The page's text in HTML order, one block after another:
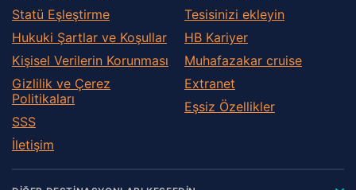
Statü Eşleştirme
Hukuki Şartlar ve Koşullar
Kişisel Verilerin Korunması
Gizlilik ve Çerez
Politikaları
SSS
İletişim
Tesisinizi ekleyin
HB Kariyer
Muhafazakar сruise
Extranet
Eşsiz Özellikler